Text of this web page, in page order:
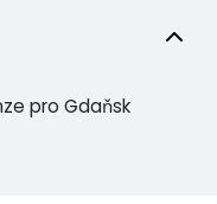
pro Gdaňsk